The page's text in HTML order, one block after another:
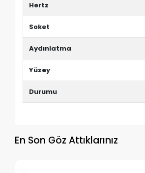
Hertz
Soket
Aydınlatma
Yüzey
Durumu
En Son Göz Attıklarınız